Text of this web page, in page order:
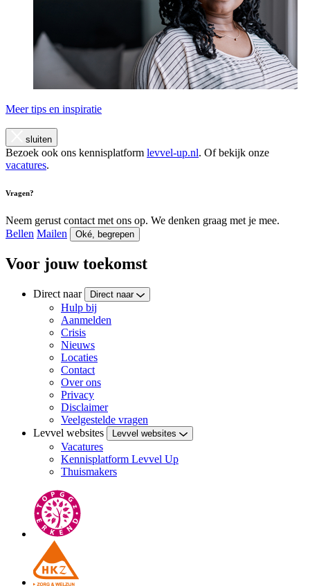
Meer tips en inspiratie
sluiten
Bezoek ook ons kennisplatform levvel-up.nl. Of bekijk onze
vacatures.
Vragen?
Neem gerust contact met ons op. We denken graag met je mee.
Bellen Mailen Oké, begrepen
Voor jouw toekomst
Direct naar Direct naar
Hulp bij
Aanmelden
Crisis
Nieuws
Locaties
Contact
Over ons
Privacy
Disclaimer
Veelgestelde vragen
Levvel websites
Levvel websites
Vacatures
Kennisplatform Levvel Up
Thuismakers